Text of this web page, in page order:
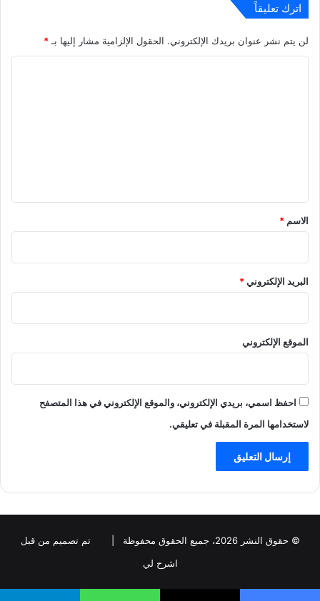
اترك تعليقاً
لن يتم نشر عنوان بريدك الإلكتروني. الحقول الإلزامية مشار إليها بـ *
*
الاسم *
البريد الإلكتروني*
الموقع الإلكتروني
احفظ اسمي، بريدي الإلكتروني، والموقع الإلكتروني في هذا المتصفح
لاستخدامها المرة المقبلة في تعليقي.
© حقوق النشر 2026، جميع الحقوق محفوظة |
تم تصميم من قبل
اشرح لي